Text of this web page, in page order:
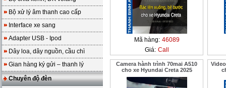
Bộ xử lý âm thanh cao cấp
Interface xe sang
Adapter USB - Ipod
Dây loa, dây nguồn, cầu chì
Gian hàng ký gửi – thanh lý
Chuyên độ đèn
Mã hàng: 46089
Giá: Call
Camera hành trình 70mai A510
cho xe Hyundai Creta 2025